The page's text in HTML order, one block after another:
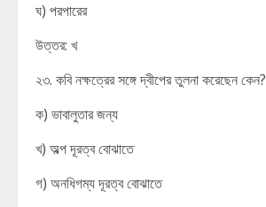
ঘ) পরপারের
উত্তর: খ
২৩. কবি নক্ষত্রের সঙ্গে দ্বীপের তুলনা করেছেন কেন?
ক) ভাবালুতার জন্য
খ) অল্প দূরত্ব বোঝাতে
গ) অনধিগম্য দূরত্ব বোঝাতে